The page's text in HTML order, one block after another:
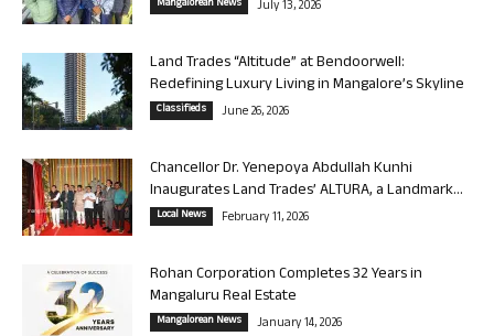
Mangalorean News July 13, 2026
Land Trades “Altitude” at Bendoorwell:
Redefining Luxury Living in Mangalore’s Skyline
Classifieds June 26, 2026
Chancellor Dr. Yenepoya Abdullah Kunhi
Inaugurates Land Trades’ ALTURA, a Landmark...
Local News February 11, 2026
Rohan Corporation Completes 32 Years in
Mangaluru Real Estate
Mangalorean News January 14, 2026